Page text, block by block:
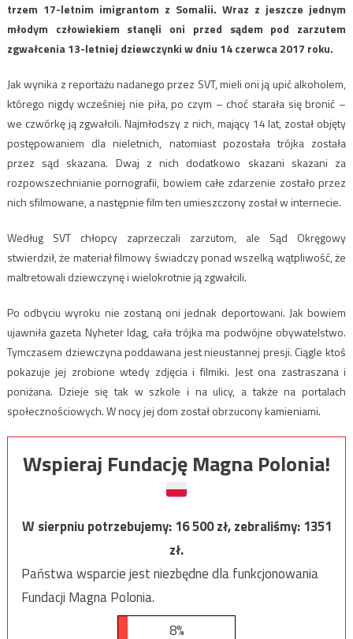
trzem 17-letnim imigrantom z Somalii. Wraz z jeszcze jednym
młodym człowiekiem stanęli oni przed sądem pod zarzutem
zgwałcenia 13-letniej dziewczynki w dniu 14 czerwca 2017 roku.
Jak wynika z reportażu nadanego przez SVT, mieli oni ją upić alkoholem,
którego nigdy wcześniej nie piła, po czym – choć starała się bronić –
we czwórkę ją zgwałcili. Najmłodszy z nich, mający 14 lat, został objęty
postępowaniem dla nieletnich, natomiast pozostała trójka została
przez sąd skazana. Dwaj z nich dodatkowo skazani skazani za
rozpowszechnianie pornografii, bowiem całe zdarzenie zostało przez
nich sfilmowane, a następnie film ten umieszczony został w internecie.
Według SVT chłopcy zaprzeczali zarzutom, ale Sąd Okręgowy
stwierdził, że materiał filmowy świadczy ponad wszelką wątpliwość, że
maltretowali dziewczynę i wielokrotnie ją zgwałcili.
Po odbyciu wyroku nie zostaną oni jednak deportowani. Jak bowiem
ujawniła gazeta Nyheter Idag, cała trójka ma podwójne obywatelstwo.
Tymczasem dziewczyna poddawana jest nieustannej presji. Ciągle ktoś
pokazuje jej zrobione wtedy zdjęcia i filmiki. Jest ona zastraszana i
poniżana. Dzieje się tak w szkole i na ulicy, a także na portalach
społecznościowych. W nocy jej dom został obrzucony kamieniami.
Wspieraj Fundację Magna Polonia!
W sierpniu potrzebujemy:16 500zł, zebraliśmy:1351
zł.
Państwa wsparcie jest niezbędne dla funkcjonowania
Fundacji Magna Polonia.
8%